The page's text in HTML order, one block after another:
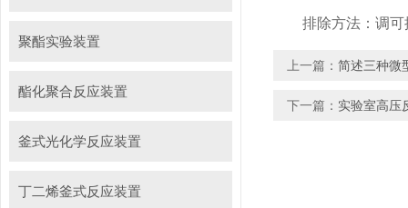
聚酯实验装置
酯化聚合反应装置
釜式光化学反应装置
丁二烯釜式反应装置
排除方法：调可
上一篇： 简述三种微
下一篇： 实验室高压